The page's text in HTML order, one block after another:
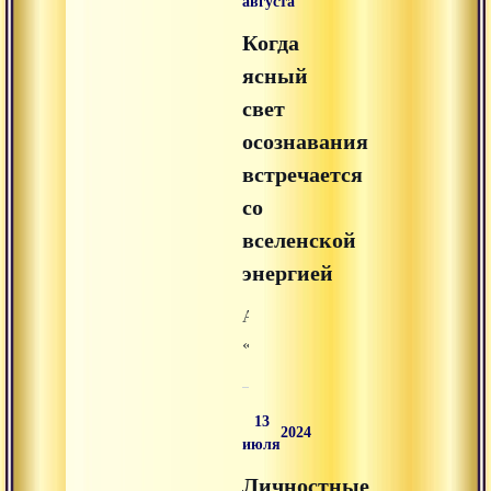
раздела
«аудиолекции»
на
Когда
ясный
свет
осознавания
встречается
со
вселенской
энергией
Аудиолекция
«Когда
осознавания
со
13
июля
2024
Личностные